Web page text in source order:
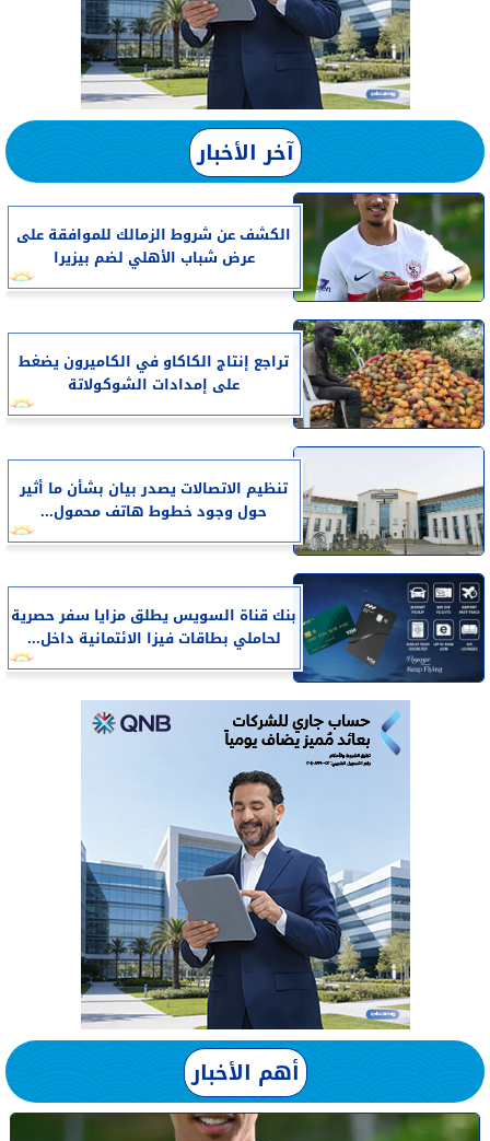
آخر الأخبار
الكشف عن شروط الزمالك للموافقة على
عرض شباب الأهلي لضم بيزيرا
تراجع إنتاج الكاكاو في الكاميرون يضغط
على إمدادات الشوكولاتة
تنظيم الاتصالات يصدر بيان بشأن ما أثير
حول وجود خطوط هاتف محمول...
بنك قناة السويس يطلق مزايا سفر حصرية
لحاملي بطاقات فيزا الائتمانية داخل...
أهم الأخبار